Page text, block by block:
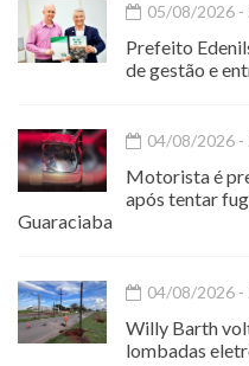
05/08/2026 -
Prefeito
de gestão e
04/08/2026 -
Motorista é
após tentar
Guaraciaba
04/08/2026 -
Willy Barth
lombadas